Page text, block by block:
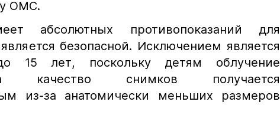
ОМС.
абсолютных противопоказаний для
безопасной. Исключением является
15 лет, поскольку детям облучение
качество снимков получается
из-за анатомически меньших размеров